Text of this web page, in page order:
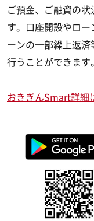
ご預金、ご融資の
す。口座開設やロ
ーンの一部繰上返
行うことができます。
おきぎんSmart詳